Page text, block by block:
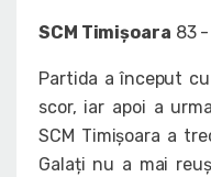
SCM Timișoara 83 -
Partida a început
scor, iar apoi a
SCM Timișoara a
Galați nu a mai